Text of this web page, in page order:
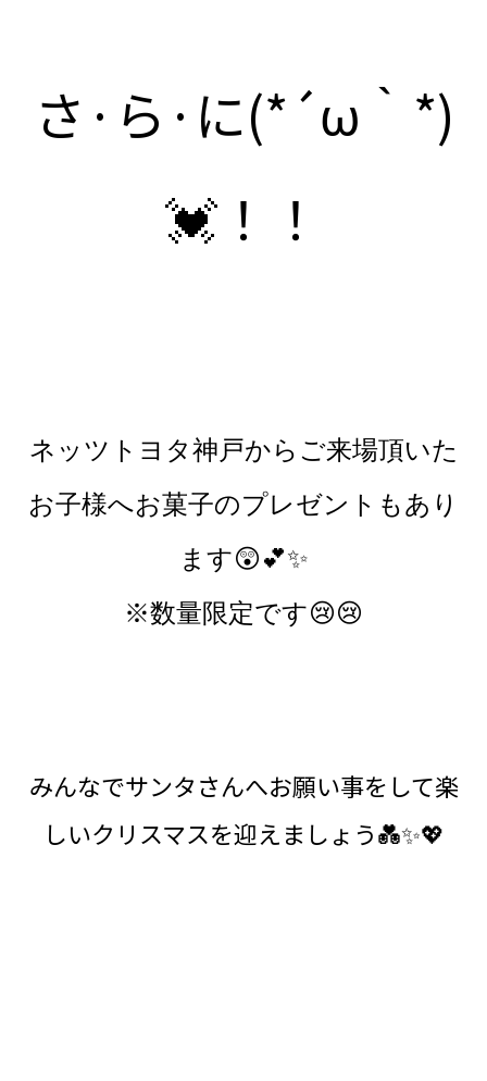
さ·ら·に(*´ω｀*)
💓！！
ネッツトヨタ神戸からご来場頂いた
お子様へお菓子のプレゼントもあり
ます😲💕✨
※数量限定です😢😢
みんなでサンタさんへお願い事をして楽
しいクリスマスを迎えましょう💑✨💖